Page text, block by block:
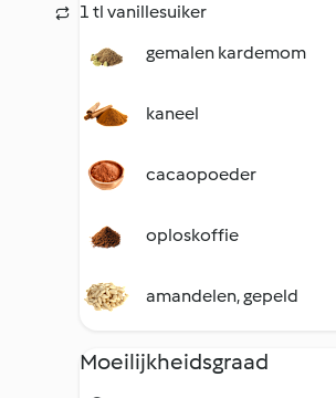
1 tl vanillesuiker
gemalen kardemom
kaneel
cacaopoeder
oploskoffie
amandelen, gepeld
Moeilijkheidsgraad